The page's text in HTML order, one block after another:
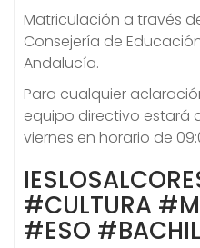
Matriculación a través
Consejería de
Andalucía.
Para cualquier
equipo directivo estará
viernes en horario de
#CULTURA
#ESO